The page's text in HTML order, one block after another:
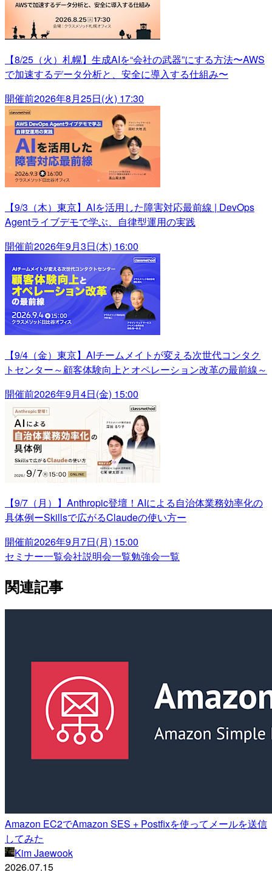
【8/25（火）札幌】生成AIを“会社の武器”にする方法〜AWS
で加速するデータ分析と、安全に導入する仕組み〜
開催前2026年8月25日(火) 17:30
【9/3（木）東京】AIを活用した障害対応最前線 | DevOps
Agentライブデモで学ぶ、自律型運用の実践
開催前2026年9月3日(木) 16:00
【9/4（金）東京】AIチームメイトが変える次世代コンタク
トセンター～顧客体験向上とオペレーション改革の最前線～
開催前2026年9月4日(金) 15:00
【9/7（月）】Anthropic登壇！AIによる自治体業務効率化の
具体例ーSkillsで広がるClaudeの使い方ー
開催前2026年9月7日(月) 15:00
セミナー一覧会社説明会一覧勉強会一覧
関連記事
Amazon EC2でAmazon SES + Postfixを使ってメールを送信
してみた
Kim Jaewook
2026.07.15